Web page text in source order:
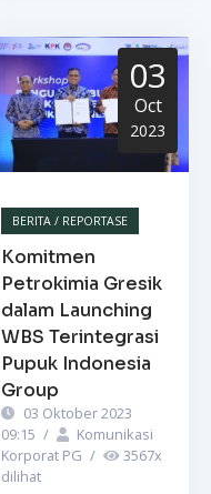
03
Oct
2023
BERITA / REPORTASE
Komitmen
Petrokimia Gresik
dalam Launching
WBS Terintegrasi
Pupuk Indonesia
Group
03 Oktober 2023
09:15 /
Komunikasi
Korporat PG / 3567x
dilihat